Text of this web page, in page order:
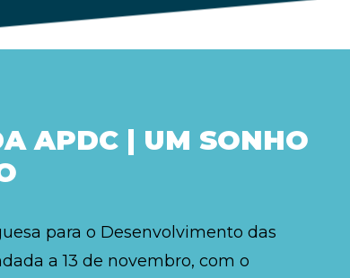
APDC | UM SONHO
para o Desenvolvimento das
a 13 de novembro, com o